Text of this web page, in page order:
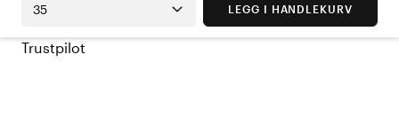
35 LEGG I HANDLEKURV
Trustpilot